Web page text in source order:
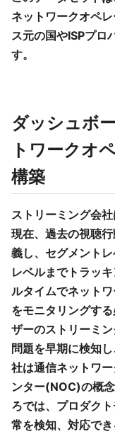
ネットワークオペ
ス元の国やISPプロ
す。
ダッシュボ
トワークオ
構築
ストリーミング会
現在、過去の視聴
義し、セグメント
レベルまでトラッ
ルタイムでネット
をモニタリングす
ザーのストリーミ
問題を早期に検知
社は通信ネットワ
ンター(NOC)の概
ろでは、プロダク
常を検知、対応で